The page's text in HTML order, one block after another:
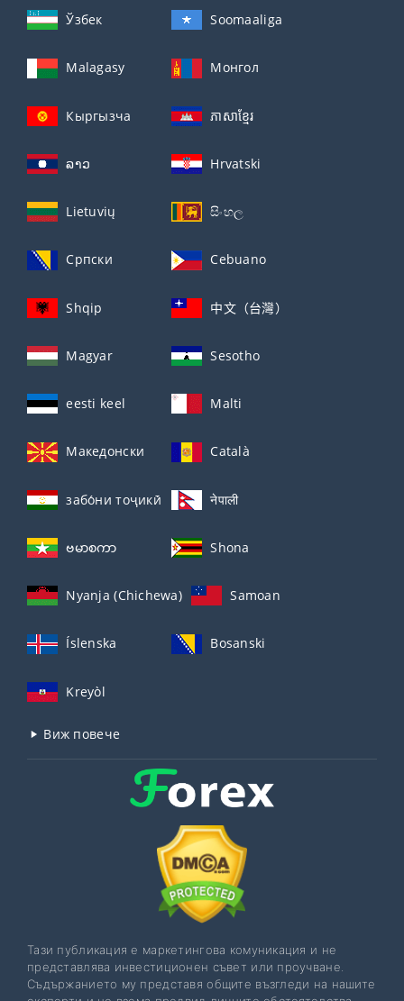
Ўзбек Soomaaliga
Malagasy Монгол
Кыргызча ភាសាខ្មែរ
ລາວ Hrvatski
Lietuvių සිංහල
Српски Cebuano
Shqip 中文（台灣）
Magyar Sesotho
eesti keel Malti
Македонски Català
забо́ни тоҷикӣ́ नेपाली
ဗမာစကာ Shona
Nyanja (Chichewa) Samoan
Íslenska Bosanski
Kreyòl
Виж повече
Тази публикация е маркетингова комуникация и не
представлява инвестиционен съвет или проучване.
Съдържанието му представя общите възгледи на нашите